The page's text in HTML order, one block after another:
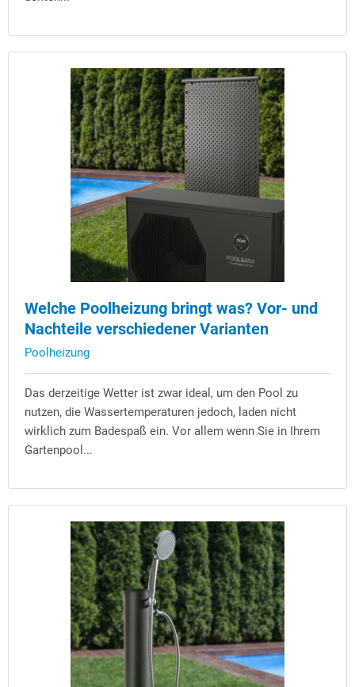
Welche Poolheizung bringt was? Vor- und
Nachteile verschiedener Varianten
Poolheizung
Das derzeitige Wetter ist zwar ideal, um den Pool zu
nutzen, die Wassertemperaturen jedoch, laden nicht
wirklich zum Badespaß ein. Vor allem wenn Sie in Ihrem
Gartenpool...